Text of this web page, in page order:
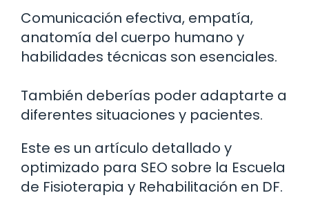
Comunicación efectiva, empatía,
anatomía del cuerpo humano y
habilidades técnicas son esenciales.
También deberías poder adaptarte a
diferentes situaciones y pacientes.
Este es un artículo detallado y
optimizado para SEO sobre la Escuela
de Fisioterapia y Rehabilitación en DF.